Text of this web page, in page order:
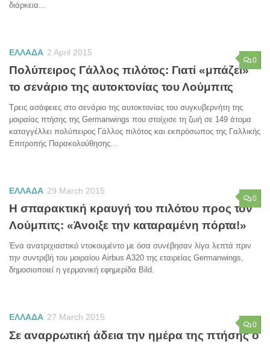
διάρκεια...
0
ΕΛΛΑΔΑ 2 April 2015
Πολύπειρος Γάλλος πιλότος: Γιατί «μπάζει»
το σενάριο της αυτοκτονίας του Λούμπιτς
Τρεις ασάφειες στο σενάριο της αυτοκτονίας του συγκυβερνήτη της
μοιραίας πτήσης της Germanwings που στοίχισε τη ζωή σε 149 άτομα
καταγγέλλει πολύπειρος Γάλλος πιλότος και εκπρόσωπος της Γαλλικής
Επιτροπής Παρακολούθησης...
0
ΕΛΛΑΔΑ 29 March 2015
Η σπαρακτική κραυγή του πιλότου προς τον
Λούμπιτς: «Άνοιξε την καταραμένη πόρτα!»
Ένα ανατριχιαστικό ντοκουμέντο με όσα συνέβησαν λίγα λεπτά πριν
την συντριβή του μοιραίου Airbus A320 της εταιρείας Germanwings,
δημοσιοποιεί η γερμανική εφημερίδα Bild.
0
ΕΛΛΑΔΑ 27 March 2015
Σε αναρρωτική άδεια την ημέρα της πτήσης ο